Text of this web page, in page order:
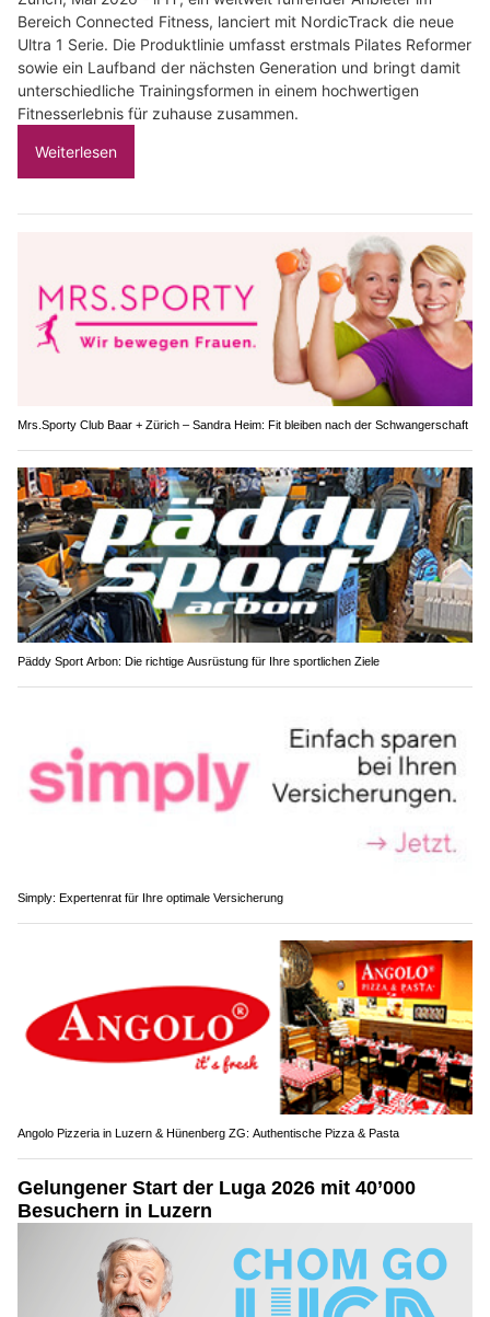
Bereich Connected Fitness, lanciert mit NordicTrack die neue
Ultra 1 Serie. Die Produktlinie umfasst erstmals Pilates Reformer
sowie ein Laufband der nächsten Generation und bringt damit
unterschiedliche Trainingsformen in einem hochwertigen
Fitnesserlebnis für zuhause zusammen.
Weiterlesen
Mrs.Sporty Club Baar + Zürich – Sandra Heim: Fit bleiben nach der Schwangerschaft
Päddy Sport Arbon: Die richtige Ausrüstung für Ihre sportlichen Ziele
Simply: Expertenrat für Ihre optimale Versicherung
Angolo Pizzeria in Luzern & Hünenberg ZG: Authentische Pizza & Pasta
Gelungener Start der Luga 2026 mit 40’000
Besuchern in Luzern